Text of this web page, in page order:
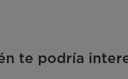
te podría